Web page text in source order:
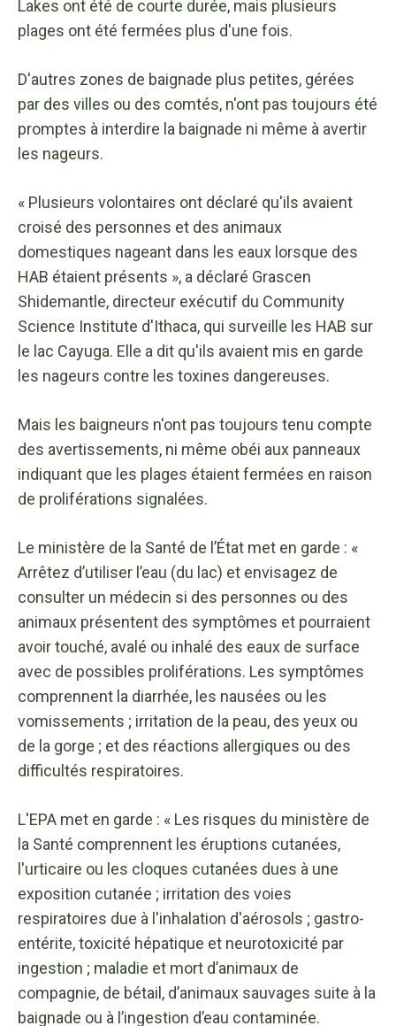
Lakes ont été de courte durée, mais plusieurs
plages ont été fermées plus d'une fois.
D'autres zones de baignade plus petites, gérées
par des villes ou des comtés, n'ont pas toujours été
promptes à interdire la baignade ni même à avertir
les nageurs.
« Plusieurs volontaires ont déclaré qu'ils avaient
croisé des personnes et des animaux
domestiques nageant dans les eaux lorsque des
HAB étaient présents », a déclaré Grascen
Shidemantle, directeur exécutif du Community
Science Institute d'Ithaca, qui surveille les HAB sur
le lac Cayuga. Elle a dit qu'ils avaient mis en garde
les nageurs contre les toxines dangereuses.
Mais les baigneurs n'ont pas toujours tenu compte
des avertissements, ni même obéi aux panneaux
indiquant que les plages étaient fermées en raison
de proliférations signalées.
Le ministère de la Santé de l’État met en garde : «
Arrêtez d’utiliser l’eau (du lac) et envisagez de
consulter un médecin si des personnes ou des
animaux présentent des symptômes et pourraient
avoir touché, avalé ou inhalé des eaux de surface
avec de possibles proliférations. Les symptômes
comprennent la diarrhée, les nausées ou les
vomissements ; irritation de la peau, des yeux ou
de la gorge ; et des réactions allergiques ou des
difficultés respiratoires.
L'EPA met en garde : « Les risques du ministère de
la Santé comprennent les éruptions cutanées,
l'urticaire ou les cloques cutanées dues à une
exposition cutanée ; irritation des voies
respiratoires due à l'inhalation d'aérosols ; gastro-
entérite, toxicité hépatique et neurotoxicité par
ingestion ; maladie et mort d’animaux de
compagnie, de bétail, d’animaux sauvages suite à la
baignade ou à l’ingestion d’eau contaminée.